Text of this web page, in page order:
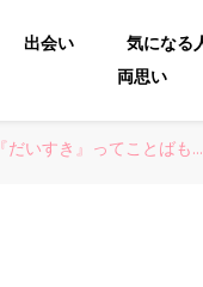
出会い 気になる
両思い
『だいすき』ってことばも…